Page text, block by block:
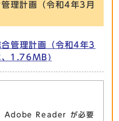
理計画（令和4年3月
管理計画（令和4年3
、1.76MB)
Adobe Reader が必要